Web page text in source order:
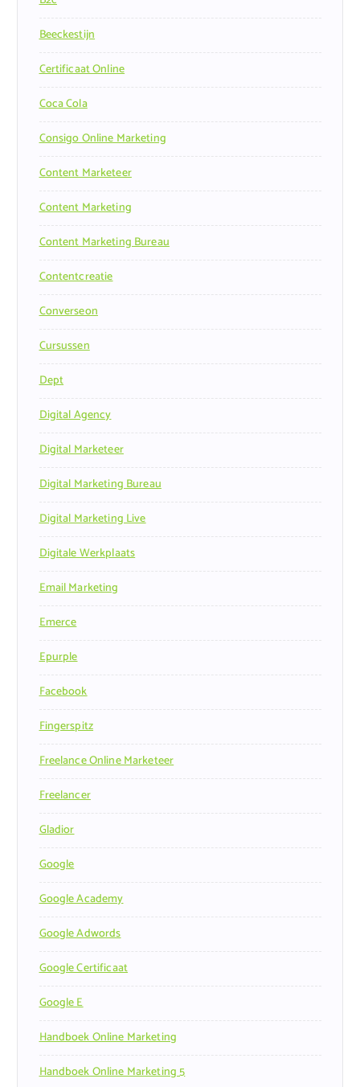
Beeckestijn
Certificaat Online
Coca Cola
Consigo Online Marketing
Content Marketeer
Content Marketing
Content Marketing Bureau
Contentcreatie
Converseon
Cursussen
Dept
Digital Agency
Digital Marketeer
Digital Marketing Bureau
Digital Marketing Live
Digitale Werkplaats
Email Marketing
Emerce
Epurple
Facebook
Fingerspitz
Freelance Online Marketeer
Freelancer
Gladior
Google
Google Academy
Google Adwords
Google Certificaat
Google E
Handboek Online Marketing
Handboek Online Marketing 5